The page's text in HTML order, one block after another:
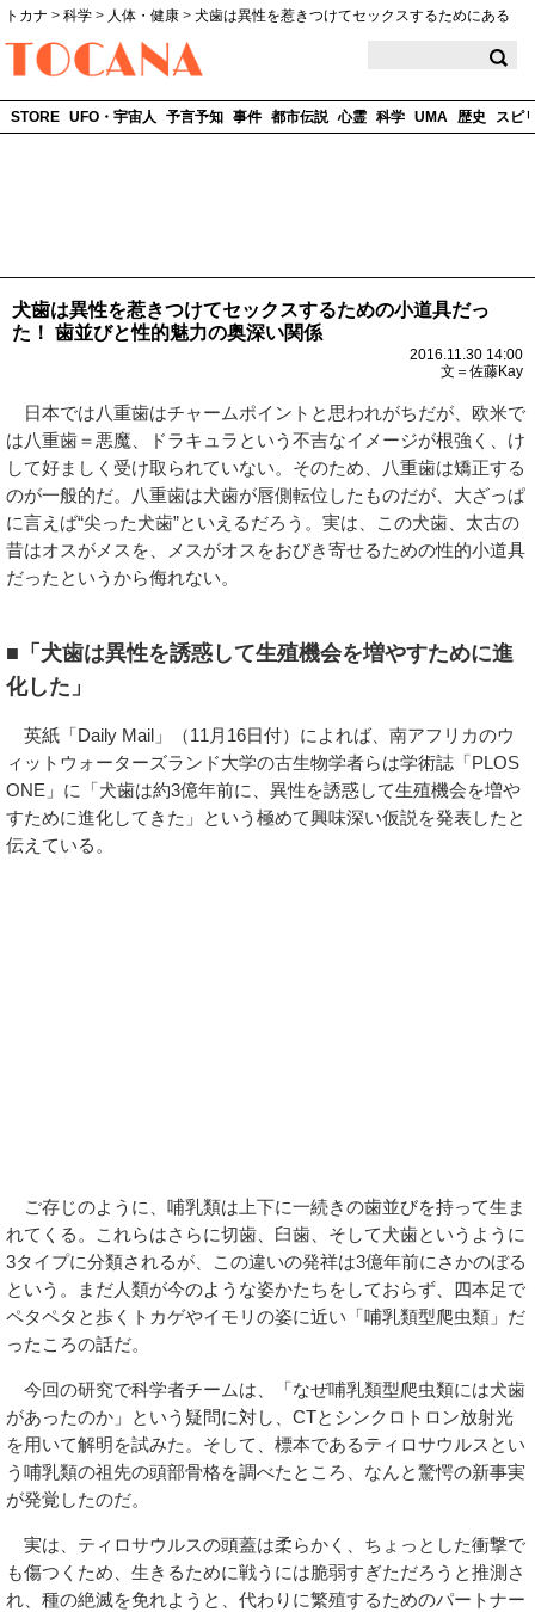
トカナ > 科学 > 人体・健康 > 犬歯は異性を惹きつけてセックスするためにある
STORE UFO・宇宙人 予言予知 事件 都市伝説 心霊 科学 UMA 歴史 スピ
犬歯は異性を惹きつけてセックスするための小道具だっ
た！ 歯並びと性的魅力の奥深い関係
2016.11.30 14:00
文＝佐藤Kay
日本では八重歯はチャームポイントと思われがちだが、欧米で
は八重歯＝悪魔、ドラキュラという不吉なイメージが根強く、け
して好ましく受け取られていない。そのため、八重歯は矯正する
のが一般的だ。八重歯は犬歯が唇側転位したものだが、大ざっぱ
に言えば“尖った犬歯”といえるだろう。実は、この犬歯、太古の
昔はオスがメスを、メスがオスをおびき寄せるための性的小道具
だったというから侮れない。
■「犬歯は異性を誘惑して生殖機会を増やすために進
化した」
英紙「Daily Mail」（11月16日付）によれば、南アフリカのウ
ィットウォーターズランド大学の古生物学者らは学術誌「PLOS
ONE」に「犬歯は約3億年前に、異性を誘惑して生殖機会を増や
すために進化してきた」という極めて興味深い仮説を発表したと
伝えている。
ご存じのように、哺乳類は上下に一続きの歯並びを持って生ま
れてくる。これらはさらに切歯、臼歯、そして犬歯というように
3タイプに分類されるが、この違いの発祥は3億年前にさかのぼる
という。まだ人類が今のような姿かたちをしておらず、四本足で
ペタペタと歩くトカゲやイモリの姿に近い「哺乳類型爬虫類」だ
ったころの話だ。
今回の研究で科学者チームは、「なぜ哺乳類型爬虫類には犬歯
があったのか」という疑問に対し、CTとシンクロトロン放射光
を用いて解明を試みた。そして、標本であるティロサウルスとい
う哺乳類の祖先の頭部骨格を調べたところ、なんと驚愕の新事実
が発覚したのだ。
実は、ティロサウルスの頭蓋は柔らかく、ちょっとした衝撃で
も傷つくため、生きるために戦うには脆弱すぎただろうと推測さ
れ、種の絶滅を免れようと、代わりに繁殖するためのパートナー